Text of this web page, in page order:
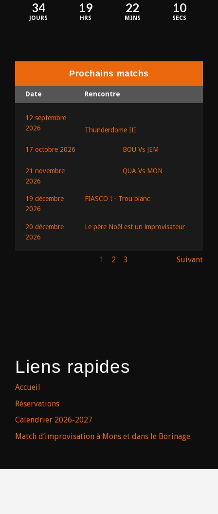
34
JOURS
19
HRS
22
MINS
10
SECS
Prochains matchs
Date Rencontre
12 septembre
2026
Thunderdome III
17 octobre 2026 BOU Vs JEM
21 novembre
2026
QUA Vs MON
19 décembre
2026
FIASCO ! - Trou blanc
20 décembre
2026
Le père Noël est un improvisateur
1 2 3 Suivant
Liens rapides
Accueil
Réservations
Calendrier 2026-2027
Match d’improvisation à Mons et dans le Borinage